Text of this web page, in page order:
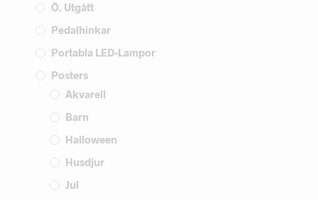
Ö. Utgått
Pedalhinkar
Portabla LED-Lampor
Posters
Akvarell
Barn
Halloween
Husdjur
Jul